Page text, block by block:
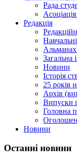
Рада
Редакція
Загальна
Новини
Історія
25 років
Архів
Випуски
Головна
Новини
Останні новини